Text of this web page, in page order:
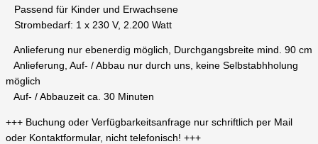
Passend für Kinder und Erwachsene
Strombedarf: 1 x 230 V, 2.200 Watt
Anlieferung nur ebenerdig möglich, Durchgangsbreite mind. 90 cm
Anlieferung, Auf- / Abbau nur durch uns, keine Selbstabhholung
möglich
Auf- / Abbauzeit ca. 30 Minuten
+++ Buchung oder Verfügbarkeitsanfrage nur schriftlich per Mail
oder Kontaktformular, nicht telefonisch! +++